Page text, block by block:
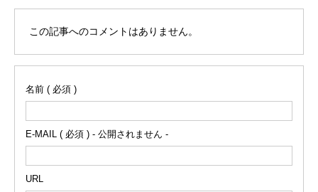
この記事へのコメントはありません。
名前 ( 必須 )
E-MAIL ( 必須 ) - 公開されません -
URL